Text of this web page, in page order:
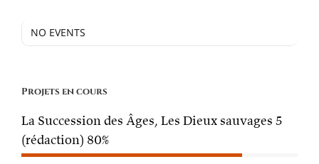
NO EVENTS
Projets en cours
La Succession des Âges, Les Dieux sauvages 5
(rédaction) 80%